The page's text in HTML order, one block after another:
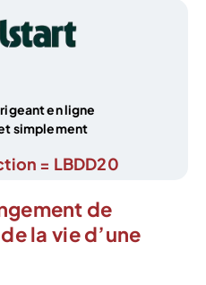
en ligne
simplement
= LBDD20
de
la vie d’une